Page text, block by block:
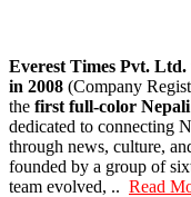
Everest Times Pvt. Ltd.
in 2008 (Company
the first full-color
dedicated to connecting
through news, culture,
founded by a group of
team evolved, .. Read